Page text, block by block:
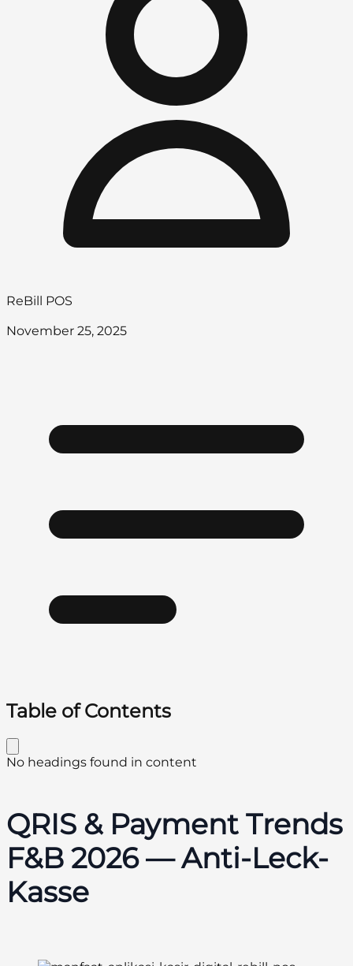
ReBill POS
November 25, 2025
Table of Contents
No headings found in content
QRIS & Payment Trends
F&B 2026 — Anti-Leck-
Kasse